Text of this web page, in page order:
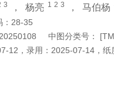
电缆耐火改造提供有效方案。”
3 ， 杨亮 1 2 3 ， 马伯杨
：28-35
中图分类号：
12 ， 录用： 2025-07-14 ， 纸